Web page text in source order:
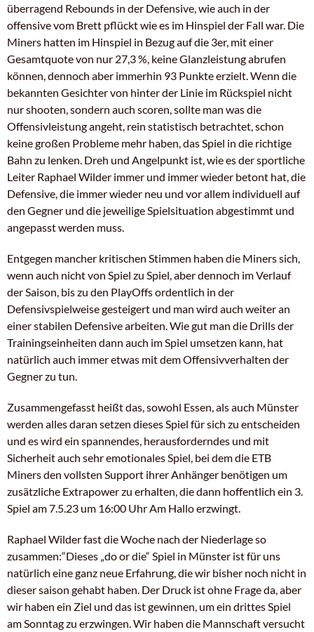
überragend Rebounds in der Defensive, wie auch in der
offensive vom Brett pflückt wie es im Hinspiel der Fall war. Die
Miners hatten im Hinspiel in Bezug auf die 3er, mit einer
Gesamtquote von nur 27,3 %, keine Glanzleistung abrufen
können, dennoch aber immerhin 93 Punkte erzielt. Wenn die
bekannten Gesichter von hinter der Linie im Rückspiel nicht
nur shooten, sondern auch scoren, sollte man was die
Offensivleistung angeht, rein statistisch betrachtet, schon
keine großen Probleme mehr haben, das Spiel in die richtige
Bahn zu lenken. Dreh und Angelpunkt ist, wie es der sportliche
Leiter Raphael Wilder immer und immer wieder betont hat, die
Defensive, die immer wieder neu und vor allem individuell auf
den Gegner und die jeweilige Spielsituation abgestimmt und
angepasst werden muss.
Entgegen mancher kritischen Stimmen haben die Miners sich,
wenn auch nicht von Spiel zu Spiel, aber dennoch im Verlauf
der Saison, bis zu den PlayOffs ordentlich in der
Defensivspielweise gesteigert und man wird auch weiter an
einer stabilen Defensive arbeiten. Wie gut man die Drills der
Trainingseinheiten dann auch im Spiel umsetzen kann, hat
natürlich auch immer etwas mit dem Offensivverhalten der
Gegner zu tun.
Zusammengefasst heißt das, sowohl Essen, als auch Münster
werden alles daran setzen dieses Spiel für sich zu entscheiden
und es wird ein spannendes, herausforderndes und mit
Sicherheit auch sehr emotionales Spiel, bei dem die ETB
Miners den vollsten Support ihrer Anhänger benötigen um
zusätzliche Extrapower zu erhalten, die dann hoffentlich ein 3.
Spiel am 7.5.23 um 16:00 Uhr Am Hallo erzwingt.
Raphael Wilder fast die Woche nach der Niederlage so
zusammen:“Dieses „do or die“ Spiel in Münster ist für uns
natürlich eine ganz neue Erfahrung, die wir bisher noch nicht in
dieser saison gehabt haben. Der Druck ist ohne Frage da, aber
wir haben ein Ziel und das ist gewinnen, um ein drittes Spiel
am Sonntag zu erzwingen. Wir haben die Mannschaft versucht